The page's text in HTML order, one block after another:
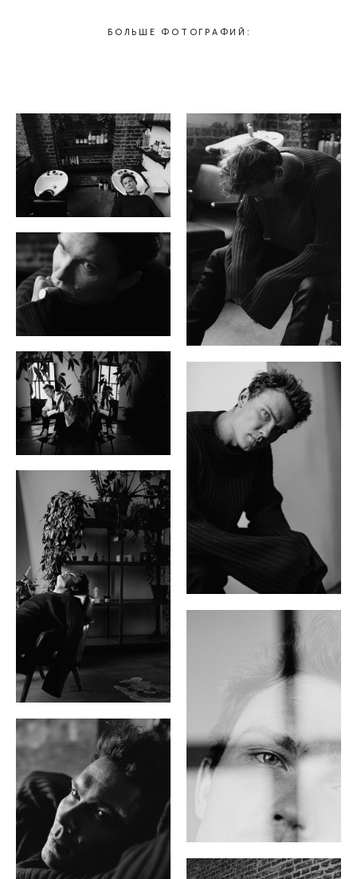
БОЛЬШЕ ФОТОГРАФИЙ: